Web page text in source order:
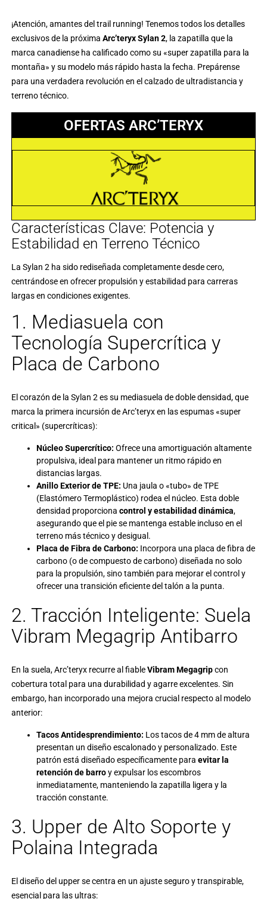
¡Atención, amantes del trail running! Tenemos todos los detalles
exclusivos de la próxima Arc’teryx Sylan 2, la zapatilla que la
marca canadiense ha calificado como su «super zapatilla para la
montaña» y su modelo más rápido hasta la fecha. Prepárense
para una verdadera revolución en el calzado de ultradistancia y
terreno técnico.
OFERTAS ARC’TERYX
Características Clave: Potencia y
Estabilidad en Terreno Técnico
La Sylan 2 ha sido rediseñada completamente desde cero,
centrándose en ofrecer propulsión y estabilidad para carreras
largas en condiciones exigentes.
1. Mediasuela con
Tecnología Supercrítica y
Placa de Carbono
El corazón de la Sylan 2 es su mediasuela de doble densidad, que
marca la primera incursión deArc’teryxen las espumas «super
critical» (supercríticas):
Núcleo Supercrítico: Ofrece una amortiguación altamente
propulsiva, ideal para mantener un ritmo rápido en
distancias largas.
Anillo Exterior de TPE: Una jaula o «tubo» de TPE
(Elastómero Termoplástico) rodea el núcleo. Esta doble
densidad proporciona control y estabilidad dinámica,
asegurando que el pie se mantenga estable incluso en el
terreno más técnico y desigual.
Placa de Fibra de Carbono: Incorpora una placa de fibra de
carbono (o de compuesto de carbono) diseñada no solo
para la propulsión, sino también para mejorar el control y
ofrecer una transición eficiente del talón a la punta.
2. Tracción Inteligente: Suela
Vibram Megagrip Antibarro
En la suela, Arc’teryx recurre al fiableVibram Megagripcon
cobertura total para una durabilidad y agarre excelentes. Sin
embargo, han incorporado una mejora crucial respecto al modelo
anterior:
Tacos Antidesprendimiento: Los tacos de 4 mm de altura
presentan un diseño escalonado y personalizado. Este
patrón está diseñado específicamente para evitar la
retención de barroy expulsar los escombros
inmediatamente, manteniendo la zapatilla ligera y la
tracción constante.
3. Upper de Alto Soporte y
Polaina Integrada
El diseño del upper se centra en un ajuste seguro y transpirable,
esencial para las ultras: